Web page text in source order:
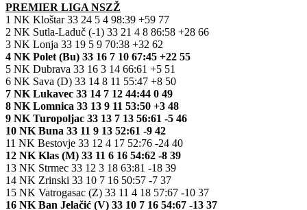
PREMIER LIGA NSZŽ
1 NK Kloštar 33 24 5 4 98:39 +59 77
2 NK Sutla-Laduč (-1) 33 21 4 8 86:58 +28 66
3 NK Lonja 33 19 5 9 70:38 +32 62
4 NK Polet (Bu) 33 16 7 10 67:45 +22 55
5 NK Dubrava 33 16 3 14 66:61 +5 51
6 NK Sava (D) 33 14 8 11 55:47 +8 50
7 NK Lukavec 33 14 7 12 44:44 0 49
8 NK Lomnica 33 13 9 11 53:50 +3 48
9 NK Turopoljac 33 13 7 13 56:61 -5 46
10 NK Buna 33 11 9 13 52:61 -9 42
11 NK Bestovje 33 12 4 17 52:76 -24 40
12 NK Klas (M) 33 11 6 16 54:62 -8 39
13 NK Strmec 33 12 3 18 63:81 -18 39
14 NK Zrinski 33 10 7 16 50:57 -7 37
15 NK Vatrogasac (Z) 33 11 4 18 57:67 -10 37
16 NK Ban Jelačić (V) 33 10 7 16 54:67 -13 37